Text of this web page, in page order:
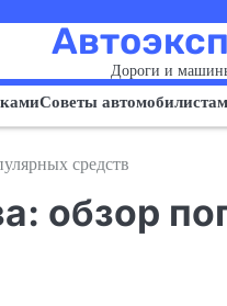
Дороги и
Советы автомобилистам
средств
обзор